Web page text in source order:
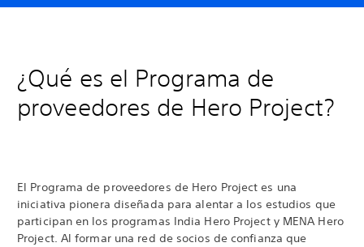
¿Qué es el Programa de
proveedores de Hero Project?
El Programa de proveedores de Hero Project es una
iniciativa pionera diseñada para alentar a los estudios que
participan en los programas India Hero Project y MENA Hero
Project. Al formar una red de socios de confianza que